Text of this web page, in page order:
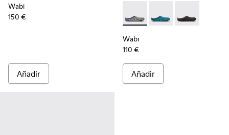
Wabi
150 €
Añadir
Wabi - K201519-002 -
Wabi - K201519-004
Wabi -
Wabi
110 €
Añadir